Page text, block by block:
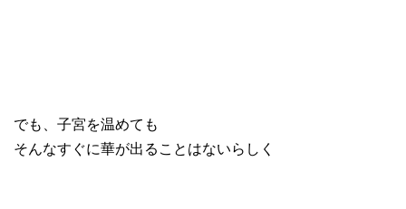
でも、子宮を温めても
そんなすぐに華が出ることはないらしく